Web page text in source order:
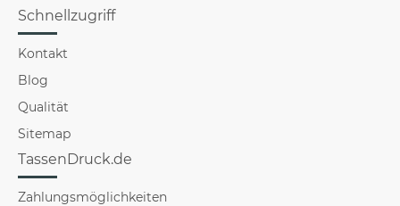
Schnellzugriff
Kontakt
Blog
Qualität
Sitemap
TassenDruck.de
Zahlungsmöglichkeiten